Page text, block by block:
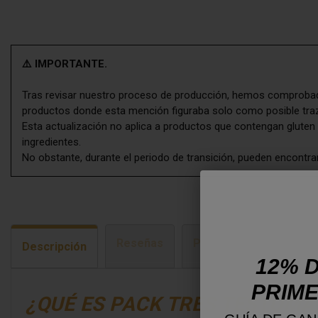
⚠️ IMPORTANTE.
Tras revisar nuestro proceso de producción, hemos
productos donde esta mención figuraba solo como posible
Esta actualización no aplica a productos que contengan
ingredientes.
No obstante, durante el periodo de transición, pueden
Descripción
¿QUÉ ES PACK TRES
12%